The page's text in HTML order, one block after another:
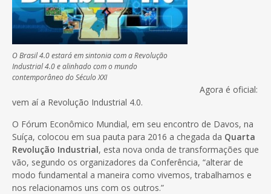
O Brasil 4.0 estará em sintonia com a Revolução
Industrial 4.0 e alinhado com o mundo
contemporâneo do Século XXI
Agora é oficial:
vem aí a Revolução Industrial 4.0.
O Fórum Econômico Mundial, em seu encontro de Davos, na
Suíça, colocou em sua pauta para 2016 a chegada da Quarta
Revolução Industrial, esta nova onda de transformações que
vão, segundo os organizadores da Conferência, “alterar de
modo fundamental a maneira como vivemos, trabalhamos e
nos relacionamos uns com os outros.”